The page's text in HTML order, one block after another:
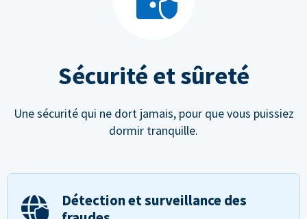
Sécurité et sûreté
Une sécurité qui ne dort jamais, pour que vous puissiez
dormir tranquille.
Détection et surveillance des